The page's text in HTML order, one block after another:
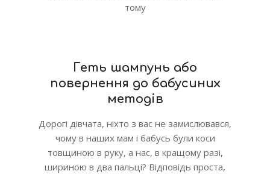
тому
Геть шампунь або
повернення до бабусиних
методів
Дорогі дівчата, ніхто з вас не замислювався,
чому в наших мам і бабусь були коси
товщиною в руку, а нас, в кращому разі,
шириною в два пальці? Відповідь проста,